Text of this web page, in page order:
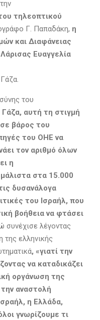
τηλεοπτικού
Γ. Παπαδάκη, η
και Διαφάνειας
Ευαγγελία
του
Γάζα, αυτή τη στιγμή
βάρος του
του ΟΗΕ να
τον αριθμό όλων
η
στα 15.000
δυσανάλογα
του Ισραήλ, που
βοήθεια να φτάσει
συνέχισε λέγοντας
ελληνικής
, «γιατί την
να καταδικάζει
οργάνωση της
αναστολή
η Ελλάδα,
γνωρίζουμε τι